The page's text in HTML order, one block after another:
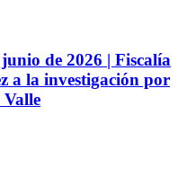
de 2026 | Fiscalía
a la investigación por
Valle